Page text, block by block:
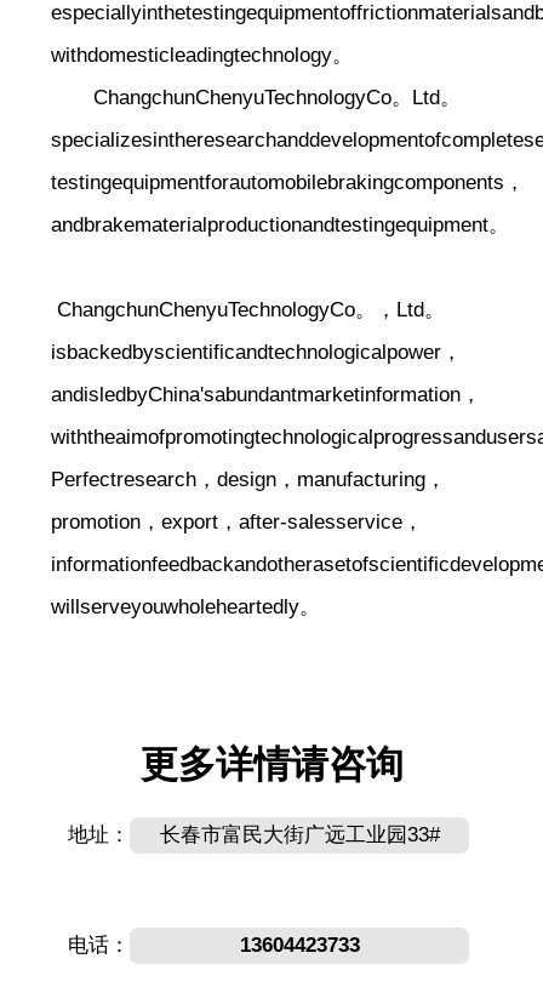
withdomesticleadingtechnology。
ChangchunChenyuTechnologyCo。Ltd。
testingequipmentforautomobilebrakingcomponents，
andbrakematerialproductionandtestingequipment。
ChangchunChenyuTechnologyCo。，Ltd。
isbackedbyscientificandtechnologicalpower，
andisledbyChina'sabundantmarketinformation，
Perfectresearch，design，manufacturing，
promotion，export，after-salesservice，
willserveyouwholeheartedly。
更多详情请咨询
地址： 长春市富民大街广远工业园33#
电话： 13604423733